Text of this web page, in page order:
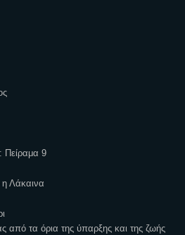
Πείραμα 9
Λάκαινα
από τα όρια της ύπαρξης και της ζωής